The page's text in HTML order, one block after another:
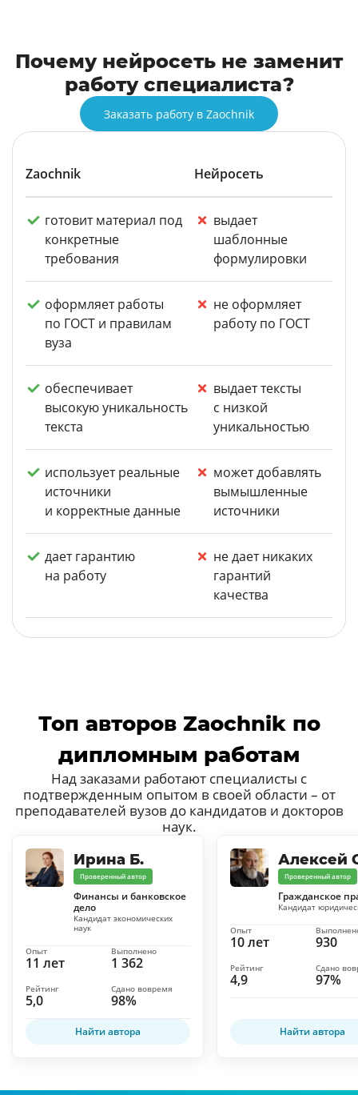
Почему нейросеть не заменит
работу специалиста?
Заказать работу в Zaochnik
Zaochnik Нейросеть
готовит материал под
конкретные
требования
выдает
шаблонные
формулировки
оформляет работы
по ГОСТ и правилам
вуза
не оформляет
работу по ГОСТ
обеспечивает
высокую уникальность
текста
выдает тексты
с низкой
уникальностью
использует реальные
источники
и корректные данные
может добавлять
вымышленные
источники
дает гарантию
на работу
не дает никаких
гарантий
качества
Топ авторов Zaochnik по
дипломным работам
Над заказами работают специалисты с
подтвержденным опытом в своей области – от
преподавателей вузов до кандидатов и докторов
наук.
Ирина Б.
Проверенный автор
Финансы и банковское
дело
Кандидат экономических
наук
11 лет
Опыт
1 362
Выполнено
5,0
Рейтинг
98%
Сдано вовремя
Найти автора
Алексей
Проверенный автор
Гражданское
Кандидат
10 лет
Опыт
930
4,9
Рейтинг
97%
Сдано
Найти автора